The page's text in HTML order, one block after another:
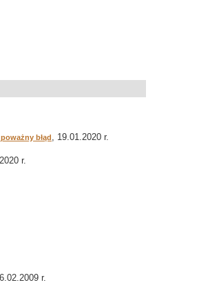
błąd, 19.01.2020 r.
r.
r.